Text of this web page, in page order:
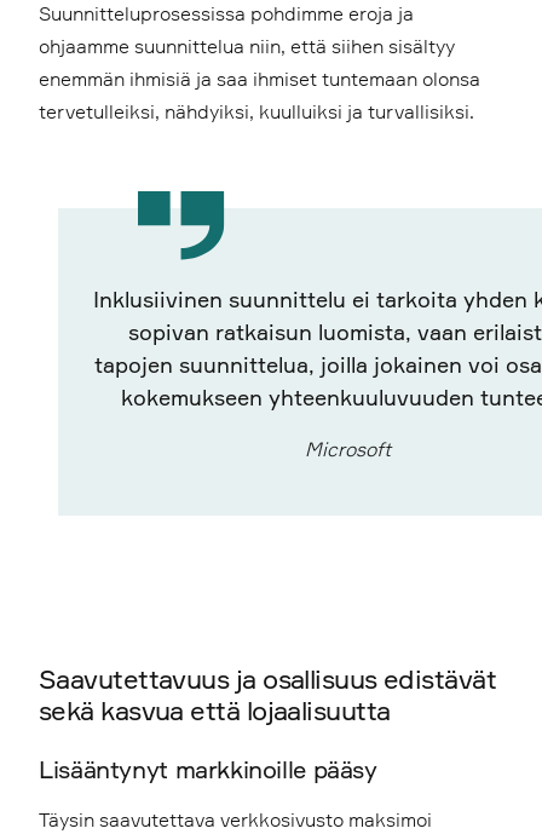
Suunnitteluprosessissa pohdimme eroja ja
ohjaamme suunnittelua niin, että siihen sisältyy
enemmän ihmisiä ja saa ihmiset tuntemaan olonsa
tervetulleiksi, nähdyiksi, kuulluiksi ja turvallisiksi.
Inklusiivinen suunnittelu ei tarkoita yhden
sopivan ratkaisun luomista, vaan
tapojen suunnittelua, joilla jokainen voi
kokemukseen yhteenkuuluvuuden
Microsoft
Saavutettavuus ja osallisuus edistävät
sekä kasvua että lojaalisuutta
Lisääntynyt markkinoille pääsy
Täysin saavutettava verkkosivusto maksimoi